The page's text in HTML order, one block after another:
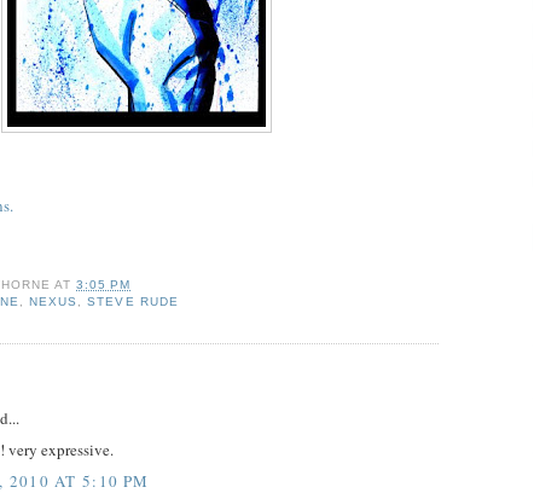
AT3:05 PM
,NEXUS ,STEVE RUDE
very expressive.
2010 AT 5:10 PM